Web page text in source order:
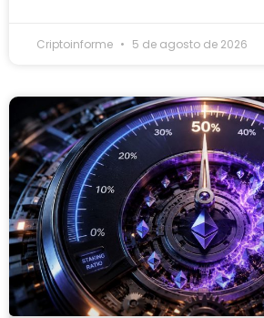
Criptoinforme 5 de agosto de 2026